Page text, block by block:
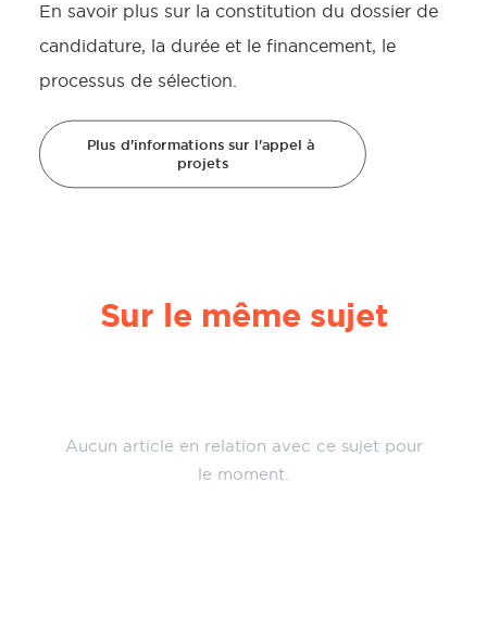
En savoir plus sur la constitution du dossier de
candidature, la durée et le financement, le
processus de sélection.
Plus d'informations sur l'appel à
projets
Sur le même sujet
Aucun article en relation avec ce sujet pour
le moment.